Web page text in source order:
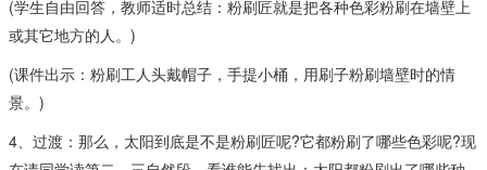
(学生自由回答，教师适时总结：粉刷匠就是把各种色彩粉刷在墙壁上
或其它地方的人。)
(课件出示：粉刷工人头戴帽子，手提小桶，用刷子粉刷墙壁时的情
景。)
4、过渡：那么，太阳到底是不是粉刷匠呢?它都粉刷了哪些色彩呢?现